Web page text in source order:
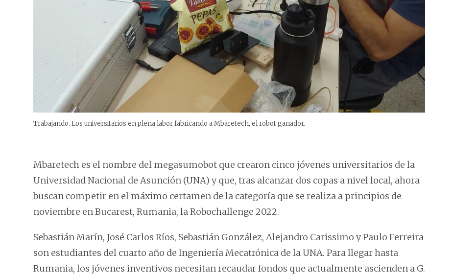
Trabajando. Los universitarios en plena labor fabricando a Mbaretech, el robot ganador.
Mbaretech es el nombre del megasumobot que crearon cinco jóvenes universitarios de la
Universidad Nacional de Asunción (UNA) y que, tras alcanzar dos copas a nivel local, ahora
buscan competir en el máximo certamen de la categoría que se realiza a principios de
noviembre en Bucarest, Rumania, la Robochallenge 2022.
Sebastián Marín, José Carlos Ríos, Sebastián González, Alejandro Carissimo y Paulo Ferreira
son estudiantes del cuarto año de Ingeniería Mecatrónica de la UNA. Para llegar hasta
Rumania, los jóvenes inventivos necesitan recaudar fondos que actualmente ascienden a G.